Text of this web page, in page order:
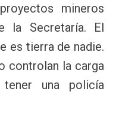
mineros
la Secretaría. El
es tierra de nadie.
controlan la carga
tener una policía